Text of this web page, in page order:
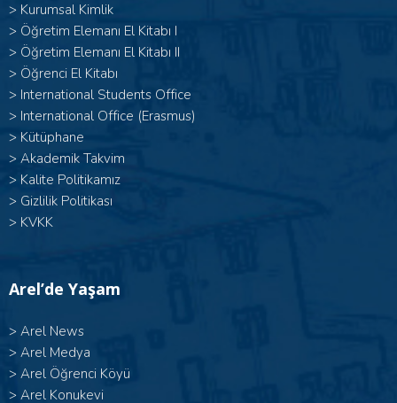
> Kurumsal Kimlik
> Öğretim Elemanı El Kitabı I
> Öğretim Elemanı El Kitabı II
> Öğrenci El Kitabı
> International Students Office
> International Office (Erasmus)
> Kütüphane
> Akademik Takvim
> Kalite Politikamız
> Gizlilik Politikası
> KVKK
Arel’de Yaşam
> Arel News
> Arel Medya
> Arel Öğrenci Köyü
> Arel Konukevi